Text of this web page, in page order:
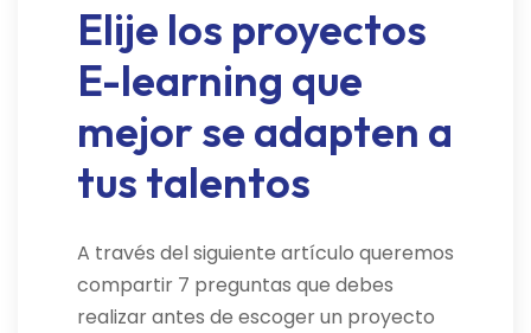
Elije los proyectos
E-learning que
mejor se adapten a
tus talentos
A través del siguiente artículo queremos
compartir 7 preguntas que debes
realizar antes de escoger un proyecto